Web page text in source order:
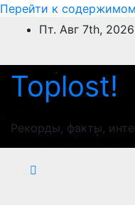
Перейти к
Пт. Авг 7th, 2026
Toplost!
Рекорды, факты,